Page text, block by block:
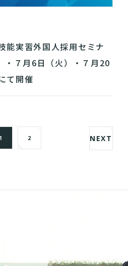
能実習外国人採用セミナ
・７月6日（火）・７月20
て開催
1 2 NEXT